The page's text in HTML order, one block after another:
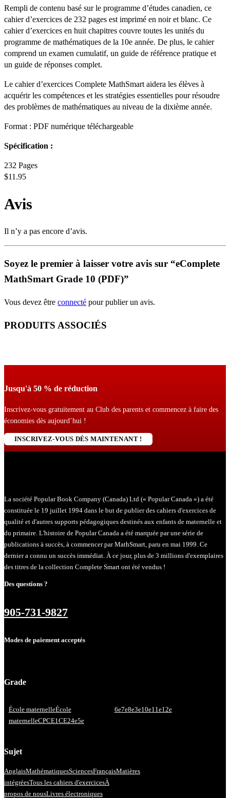
Rempli de contenu basé sur le programme d’études canadien, ce
cahier d’exercices de 232 pages est imprimé en noir et blanc. Ce
cahier d’exercices en huit chapitres couvre toutes les unités du
programme de mathématiques de la 10e année. De plus, le cahier
comprend un examen cumulatif, un guide de référence pratique et
un guide de réponses complet.
Le cahier d’exercices Complete MathSmart aidera les élèves à
acquérir les compétences et les stratégies essentielles pour résoudre
des problèmes de mathématiques au niveau de la dixième année.
Format : PDF numérique téléchargeable
Spécification :
232 Pages
$11.95
Avis
Il n’y a pas encore d’avis.
Soyez le premier à laisser votre avis sur “eComplete
MathSmart Grade 10 (PDF)”
Vous devez être connecté pour publier un avis.
PRODUITS ASSOCIÉS
Jusqu'à 50 % de réduction
Inscrivez-vous gratuitement au Club des parents et commencez à faire des
économies dès aujourd’hui !
INSCRIVEZ-VOUS DÈS MAINTENANT !
La société Popular Book Company (Canada) Ltd (« Popular Canada ») a été
constituée le 19 juillet 1994 dans le but de publier des cahiers d'exercices de
qualité et d'autres supports pédagogiques destinés aux enfants de maternelle et
du primaire. L'histoire de Popular Canada a été marquée par une série de
publications à succès, à commencer par MathSmart, paru en mai 1999. Ce
dernier a connu un succès immédiat. À ce jour, plus de 3 millions d'exemplaires
des titres de la collection Complete Smart ont été vendus !
Des questions ?
905-731-9827
Modes de paiement acceptés
Grade
École maternelleÉcole
maternelleCPCE1 CE24e5e
6e7e8e3e10e11e12e
Sujet
AnglaisMathématiquesSciencesFrançaisMatières
intégréesTous les cahiers d'exercicesÀ
propos de nousLivres électroniques